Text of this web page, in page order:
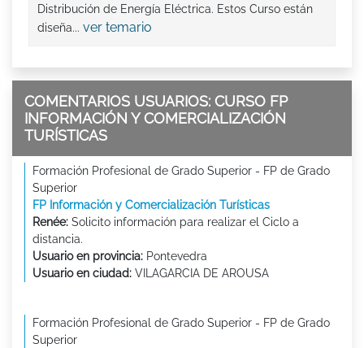
Distribución de Energía Eléctrica. Estos Curso están
diseña... ver temario
COMENTARIOS USUARIOS: CURSO FP
INFORMACIÓN Y COMERCIALIZACIÓN
TURÍSTICAS
Formación Profesional de Grado Superior - FP de Grado
Superior
FP Información y Comercialización Turísticas
Renée: Solicito información para realizar el Ciclo a
distancia.
Usuario en provincia: Pontevedra
Usuario en ciudad: VILAGARCIA DE AROUSA
Formación Profesional de Grado Superior - FP de Grado
Superior